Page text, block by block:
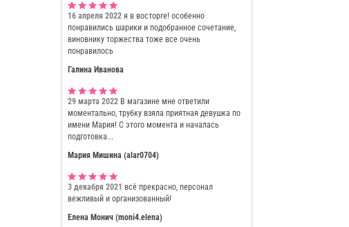
16 апреля 2022 я в восторге! особенно
понравились шарики и подобранное сочетание,
виновнику торжества тоже все очень
понравилось
Галина Иванова
29 марта 2022 В магазине мне ответили
моментально, трубку взяла приятная девушка по
имени Мария! С этого момента и началась
подготовка...
Мария Мишина (alar0704)
3 декабря 2021 всё прекрасно, персонал
вежливый и организованный!
Елена Монич (moni4.elena)